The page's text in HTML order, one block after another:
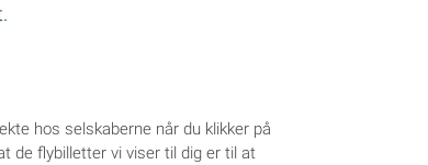
hos selskaberne når du klikker på
de flybilletter vi viser til dig er til at